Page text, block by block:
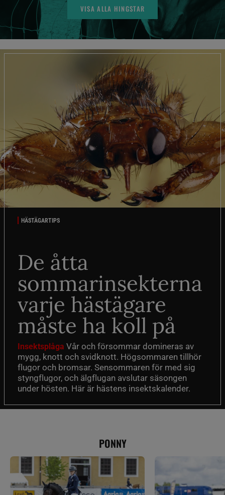
VISA ALLA HINGSTAR
HÄSTÄGARTIPS
De åtta
sommarinsekterna
varje hästägare
måste ha koll på
Insektsplåga Vår och försommar domineras av
mygg, knott och svidknott. Högsommaren tillhör
flugor och bromsar. Sensommaren för med sig
styngflugor, och älgflugan avslutar säsongen
under hösten. Här är hästens insektskalender.
PONNY